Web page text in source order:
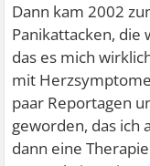
Dann kam 2002
Panikattacken, die
das es mich
mit
paar Reportagen
geworden, das ich
dann eine